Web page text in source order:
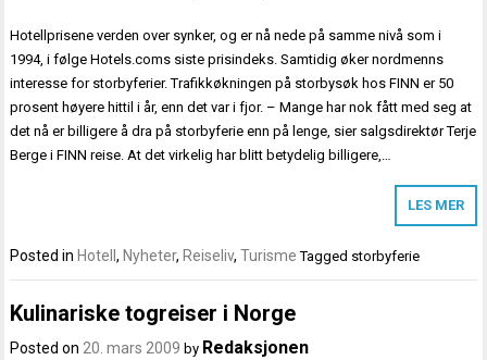
Hotellprisene verden over synker, og er nå nede på samme nivå som i
1994, i følge Hotels.coms siste prisindeks. Samtidig øker nordmenns
interesse for storbyferier. Trafikkøkningen på storbysøk hos FINN er 50
prosent høyere hittil i år, enn det var i fjor. – Mange har nok fått med seg at
det nå er billigere å dra på storbyferie enn på lenge, sier salgsdirektør Terje
Berge i FINN reise. At det virkelig har blitt betydelig billigere,…
LES MER
Posted in Hotell, Nyheter, Reiseliv,Turisme Tagged storbyferie
Kulinariske togreiser i Norge
Posted on20. mars 2009 by Redaksjonen